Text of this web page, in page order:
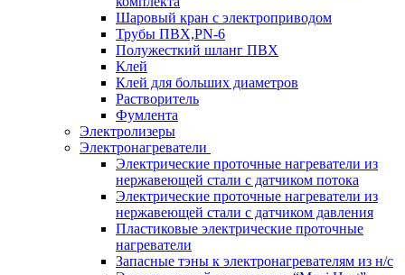
Шаровый кран с электроприводом
Трубы ПВХ,PN-6
Полужесткий шланг ПВХ
Клей
Клей для больших диаметров
Растворитель
Фумлента
Электролизеры
Электронагреватели
Электрические проточные нагреватели из
нержавеющей стали с датчиком потока
Электрические проточные нагреватели из
нержавеющей стали с датчиком давления
Пластиковые электрические проточные
нагреватели
Запасные тэны к электронагревателям из н/с